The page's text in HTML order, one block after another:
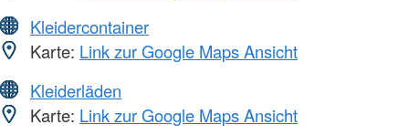
Kleidercontainer
Karte: Link zur Google Maps Ansicht
Kleiderläden
Karte: Link zur Google Maps Ansicht